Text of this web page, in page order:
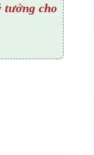
tưởng cho